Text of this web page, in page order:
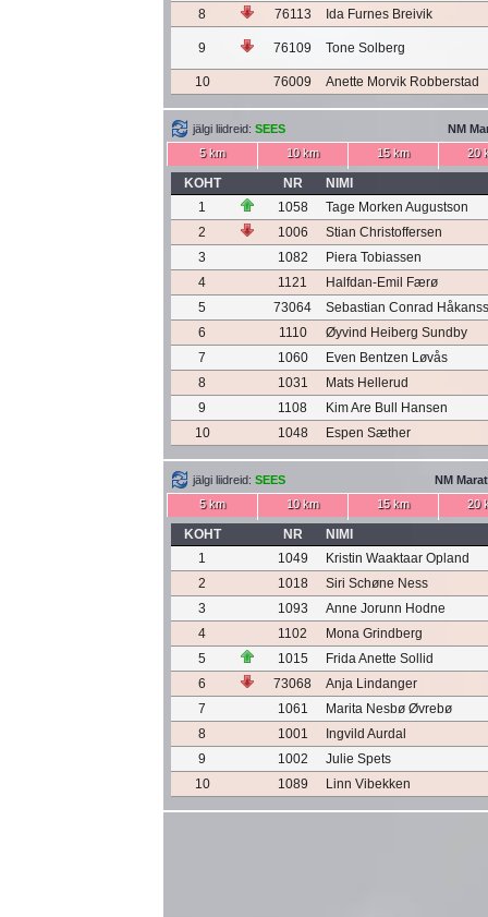
8
76113 Ida Furnes Breivik
9 76109 Tone Solberg
10 76009 Anette Morvik Robberstad
jälgi liidreid: SEES
NM
5 km
10 km 15 km 20
KOHT NR
NIMI
1
1058
Tage Morken Augustson
2
1006
Stian Christoffersen
3
1082
Piera Tobiassen
4
1121
Halfdan-Emil Færø
5
73064
Sebastian Conrad
6
1110
Øyvind Heiberg Sundby
7
1060
Even Bentzen Løvås
8
1031
Mats Hellerud
9
1108
Kim Are Bull Hansen
10
1048 Espen Sæther
jälgi liidreid: SEES
NM
5 km
10 km 15 km 20
KOHT NR
NIMI
1
1049
Kristin Waaktaar Opland
2
1018
Siri Schøne Ness
3
1093
Anne Jorunn Hodne
4
1102
Mona Grindberg
5
1015
Frida Anette Sollid
6
73068
Anja Lindanger
7
1061
Marita Nesbø Øvrebø
8
1001
Ingvild Aurdal
9
1002
Julie Spets
10
1089 Linn Vibekken